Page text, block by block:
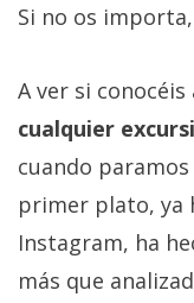
Si no os
A ver si
cualquier
cuando
primer plato, ya
Instagram, ha
más que